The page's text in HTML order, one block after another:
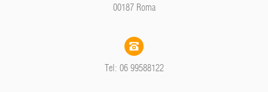
00187 Roma
Tel: 06 99588122